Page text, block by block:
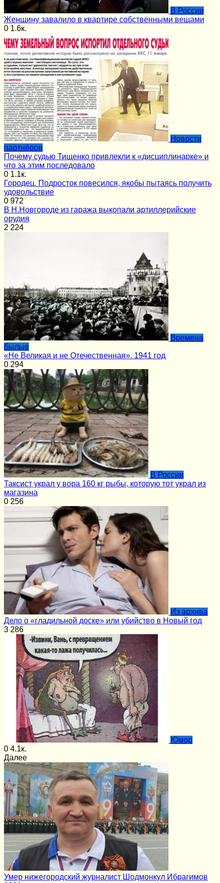
В России
Женщину завалило в квартире собственными вещами
0 1.6к.
Новости
партнёров
Почему судью Тищенко привлекли к «дисциплинарке» и
что за этим последовало
0 1.1к.
Городец. Подросток повесился, якобы пытаясь получить
удовольствие
0 972
В Н.Новгороде из гаража выкопали артиллерийские
орудия
2 224
Времена
былые
«Не Великая и не Отечественная». 1941 год
0 294
В России
Таксист украл у вора 160 кг рыбы, которую тот украл из
магазина
0 256
Из архива
Дело о «гладильной доске» или убийство в Новый год
3 286
Юмор
0 4.1к.
Далее
Умер нижегородский журналист Шодмонкул Ибрагимов